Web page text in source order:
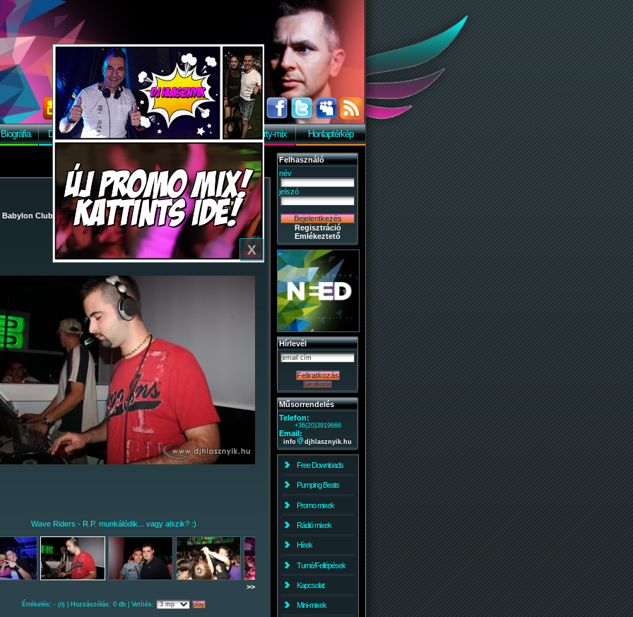
X
Biográfia Discográfia Képek Letöltés Vendégkönyv Party-mix Honlaptérkép
Babylon Club /2009-09-22 - KÖZGÉ Feli-City Paty/ 7
Wave Riders - R.P. munkálódik... vagy alszik? :)
>>
Értékelés: - (0) | Hozzászólás: 0 db | Vetítés:
Felhasználó
név
jelszó
Regisztráció
Emlékeztető
Hírlevél
Műsorrendelés
Telefon:
+36(20)3919666
Email:
info djhlasznyik.hu
Free Downloads
Pumping Beats
Promo mixek
Rádió mixek
Hírek
Turné/Fellépések
Kapcsolat
Mini-mixek